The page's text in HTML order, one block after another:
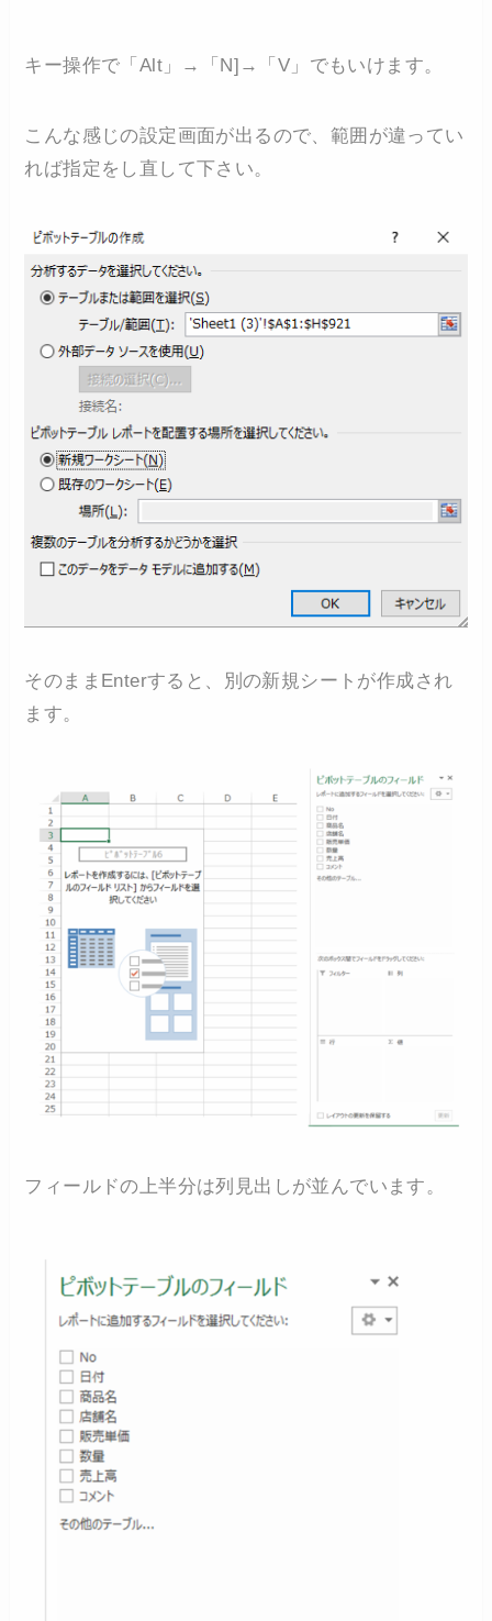
キー操作で「Alt」→「N]→「V」でもいけます。
こんな感じの設定画面が出るので、範囲が違ってい
れば指定をし直して下さい。
そのままEnterすると、別の新規シートが作成され
ます。
フィールドの上半分は列見出しが並んでいます。